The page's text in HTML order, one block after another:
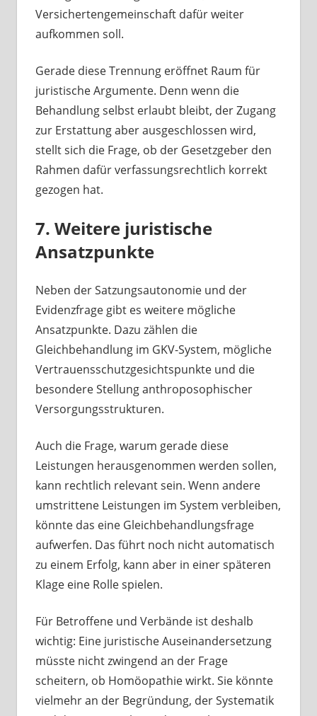
Versichertengemeinschaft dafür weiter
aufkommen soll.
Gerade diese Trennung eröffnet Raum für
juristische Argumente. Denn wenn die
Behandlung selbst erlaubt bleibt, der Zugang
zur Erstattung aber ausgeschlossen wird,
stellt sich die Frage, ob der Gesetzgeber den
Rahmen dafür verfassungsrechtlich korrekt
gezogen hat.
7. Weitere juristische
Ansatzpunkte
Neben der Satzungsautonomie und der
Evidenzfrage gibt es weitere mögliche
Ansatzpunkte. Dazu zählen die
Gleichbehandlung im GKV-System, mögliche
Vertrauensschutzgesichtspunkte und die
besondere Stellung anthroposophischer
Versorgungsstrukturen.
Auch die Frage, warum gerade diese
Leistungen herausgenommen werden sollen,
kann rechtlich relevant sein. Wenn andere
umstrittene Leistungen im System verbleiben,
könnte das eine Gleichbehandlungsfrage
aufwerfen. Das führt noch nicht automatisch
zu einem Erfolg, kann aber in einer späteren
Klage eine Rolle spielen.
Für Betroffene und Verbände ist deshalb
wichtig: Eine juristische Auseinandersetzung
müsste nicht zwingend an der Frage
scheitern, ob Homöopathie wirkt. Sie könnte
vielmehr an der Begründung, der Systematik